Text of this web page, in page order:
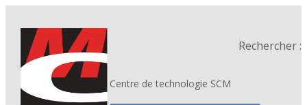
Centre de technologie SCM
Rechercher :